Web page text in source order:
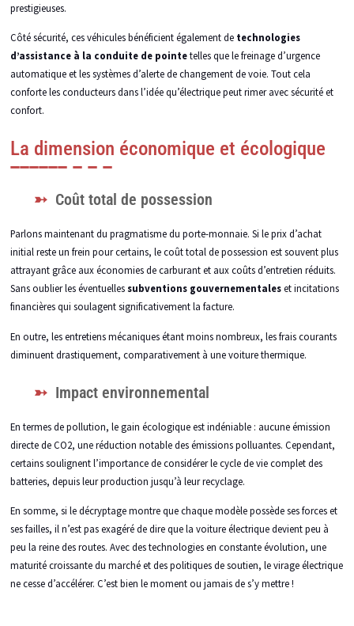
prestigieuses.
Côté sécurité, ces véhicules bénéficient également de technologies
d’assistance à la conduite de pointetelles que le freinage d’urgence
automatique et les systèmes d’alerte de changement de voie. Tout cela
conforte les conducteurs dans l’idée qu’électrique peut rimer avec sécurité et
confort.
La dimension économique et écologique
Coût total de possession
Parlons maintenant du pragmatisme du porte-monnaie. Si le prix d’achat
initial reste un frein pour certains, le coût total de possession est souvent plus
attrayant grâce aux économies de carburant et aux coûts d’entretien réduits.
Sans oublier les éventuelles subventions gouvernementaleset incitations
financières qui soulagent significativement la facture.
En outre, les entretiens mécaniques étant moins nombreux, les frais courants
diminuent drastiquement, comparativement à une voiture thermique.
Impact environnemental
En termes de pollution, le gain écologique est indéniable : aucune émission
directe de CO2, une réduction notable des émissions polluantes. Cependant,
certains soulignent l’importance de considérer le cycle de vie complet des
batteries, depuis leur production jusqu’à leur recyclage.
En somme, si le décryptage montre que chaque modèle possède ses forces et
ses failles, il n’est pas exagéré de dire que la voiture électrique devient peu à
peu la reine des routes. Avec des technologies en constante évolution, une
maturité croissante du marché et des politiques de soutien, le virage électrique
ne cesse d’accélérer. C’est bien le moment ou jamais de s’y mettre !